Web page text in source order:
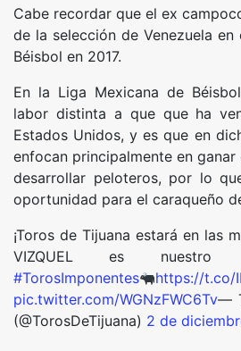
Cabe recordar que el ex
de la selección de Venezuela
Béisbol en 2017.
En la Liga Mexicana de
labor distinta a que que ha
Estados Unidos, y es que en
enfocan principalmente en
desarrollar peloteros, por lo
oportunidad para el caraqueño
¡Toros de Tijuana estará en las
VIZQUEL es nuestro
#TorosImponentes
https://t.co/
pic.twitter.com/WGNzFWC6Tv—
(@TorosDeTijuana) 2 de